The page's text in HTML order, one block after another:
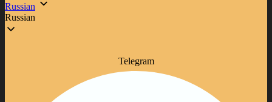
Russian
Russian
Telegram